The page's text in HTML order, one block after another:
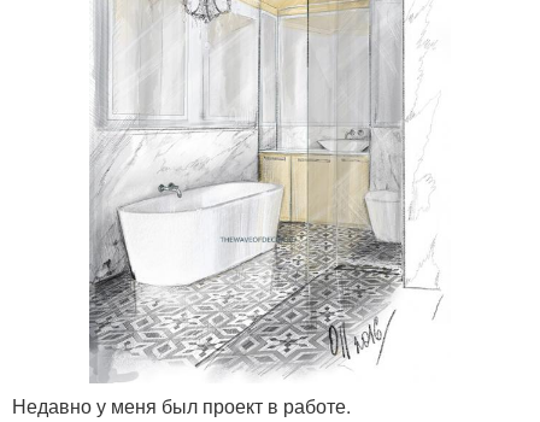
Недавно у меня был проект в работе.